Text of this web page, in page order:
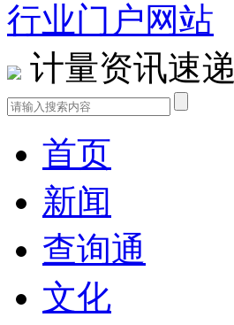
计量资讯速递
首页
新闻
查询通
文化